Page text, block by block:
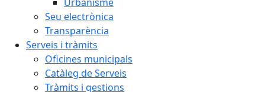
Seu electrònica
Transparència
Serveis i tràmits
Oficines municipals
Catàleg de Serveis
Tràmits i gestions